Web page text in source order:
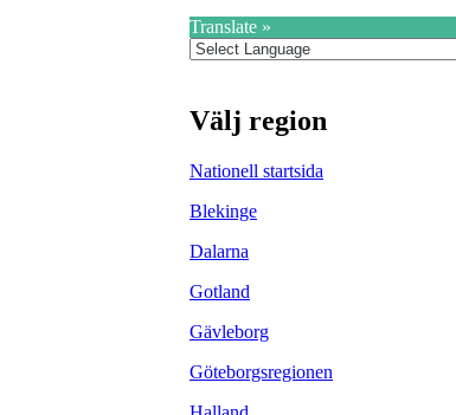
Translate »
Välj region
Nationell startsida
Blekinge
Dalarna
Gotland
Gävleborg
Göteborgsregionen